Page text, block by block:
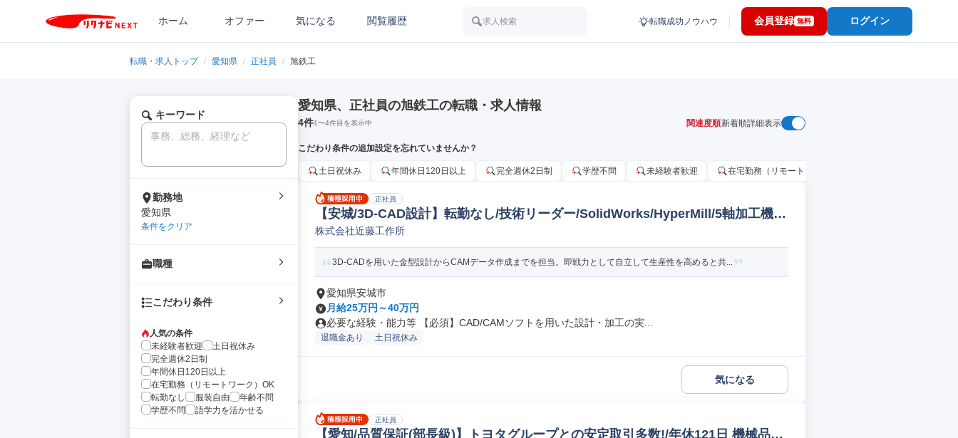
ホーム オファー 気になる 閲覧履歴 求人検索 転職成功ノウハウ 会員登録 無料 ログイン
転職・求人トップ / 愛知県 / 正社員 / 旭鉄工
キーワード
勤務地
愛知県
条件をクリア
職種
こだわり条件
人気の条件
未経験者歓迎
土日祝休み
完全週休2日制
年間休日120日以上
在宅勤務（リモートワーク）OK
転勤なし
服装自由
年齢不問
学歴不問
語学力を活かせる
愛知県、正社員の旭鉄工の転職・求人情報
4件1〜4件目を表示中 関連度順新着順詳細表示
こだわり条件の追加設定を忘れていませんか？
土日祝休み 年間休日120日以上 完全週休2日制 学歴不問 未経験者歓迎 在宅勤務（リモートワーク）OK
正社員
【安城/3D-CAD設計】転勤なし/技術リーダー/SolidWorks/HyperMill/5軸加工機
金型設計
株式会社近藤工作所
3D-CADを用いた金型設計からCAMデータ作成までを担当。即戦力として自立して生産性を高めると共...
愛知県安城市
月給25万円～40万円
必要な経験・能力等 【必須】CAD/CAMソフトを用いた設計・加工の実...
退職金あり 土日祝休み
気になる
正社員
【愛知/品質保証(部長級)】トヨタグループとの安定取引多数!/年休121日 機械品質